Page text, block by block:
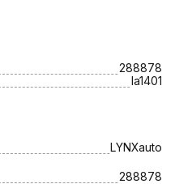
288878
la1401
LYNXauto
288878